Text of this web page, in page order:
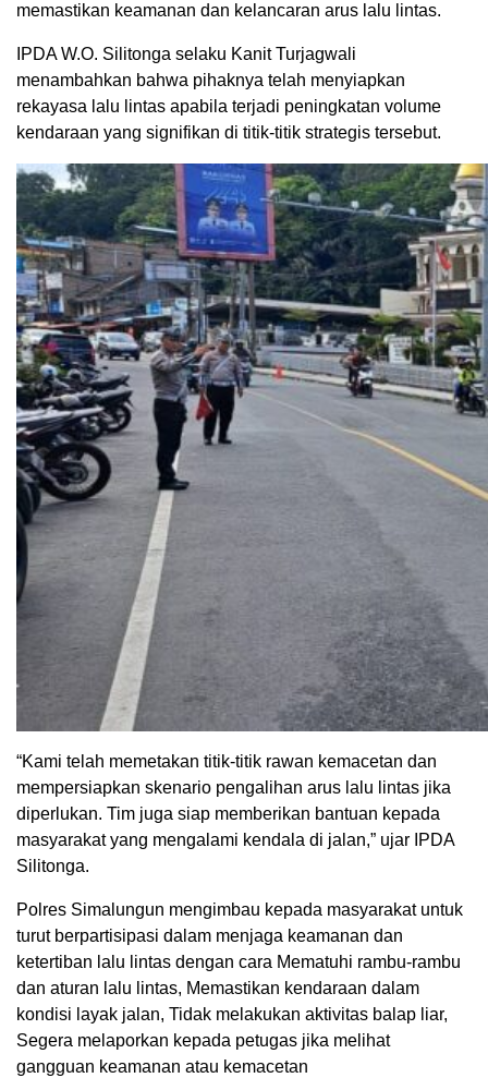
memastikan keamanan dan kelancaran arus lalu lintas.
IPDA W.O. Silitonga selaku Kanit Turjagwali
menambahkan bahwa pihaknya telah menyiapkan
rekayasa lalu lintas apabila terjadi peningkatan volume
kendaraan yang signifikan di titik-titik strategis tersebut.
“Kami telah memetakan titik-titik rawan kemacetan dan
mempersiapkan skenario pengalihan arus lalu lintas jika
diperlukan. Tim juga siap memberikan bantuan kepada
masyarakat yang mengalami kendala di jalan,” ujar IPDA
Silitonga.
Polres Simalungun mengimbau kepada masyarakat untuk
turut berpartisipasi dalam menjaga keamanan dan
ketertiban lalu lintas dengan cara Mematuhi rambu-rambu
dan aturan lalu lintas, Memastikan kendaraan dalam
kondisi layak jalan, Tidak melakukan aktivitas balap liar,
Segera melaporkan kepada petugas jika melihat
gangguan keamanan atau kemacetan